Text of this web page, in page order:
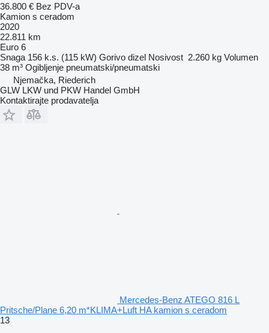
36.800 € Bez PDV-a
Kamion s ceradom
2020
22.811 km
Euro 6
Snaga 156 k.s. (115 kW) Gorivo dizel Nosivost 2.260 kg Volumen
38 m³ Ogibljenje pneumatski/pneumatski
Njemačka, Riederich
GLW LKW und PKW Handel GmbH
Kontaktirajte prodavatelja
Mercedes-Benz ATEGO 816 L
Pritsche/Plane 6,20 m*KLIMA+Luft HA kamion s ceradom
13